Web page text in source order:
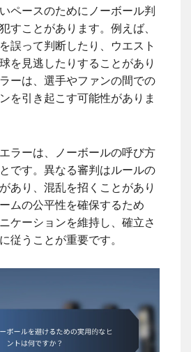
ペースのためにノーボール判
すことがあります。例えば、
誤って判断したり、ウエスト
を見逃したりすることがあり
ーは、選手やファンの間での
を引き起こす可能性がありま
ラーは、ノーボールの呼び方
です。異なる審判はルールの
あり、混乱を招くことがあり
ムの公平性を確保するため
ケーションを維持し、確立さ
従うことが重要です。